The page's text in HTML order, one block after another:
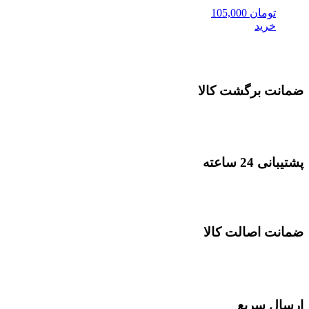
تومان
خرید
ضمانت برگشت کالا
پشتیبانی 24 ساعته
ضمانت اصالت کالا
ارسال سریع